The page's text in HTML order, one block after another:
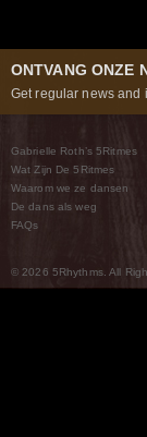
ONTVANG ONZE
Get regular news and
Gabrielle Roth’s 5Ritmes
Wat Zijn De 5Ritmes
Waarom we ze dansen
De dans als weg
FAQs
© 2026 5Rhythms. All